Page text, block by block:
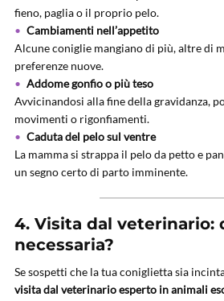
fieno, paglia o il proprio pelo.
Cambiamenti nell’appetito
Alcune coniglie mangiano di più, altre di
preferenze nuove.
Addome gonfio o più teso
Avvicinandosi alla fine della gravidanza,
movimenti o rigonfiamenti.
Caduta del pelo sul ventre
La mamma si strappa il pelo da petto e
un segno certo di parto imminente.
4. Visita dal veterinario:
necessaria?
Se sospetti che la tua coniglietta sia
visita dal veterinario esperto in animali